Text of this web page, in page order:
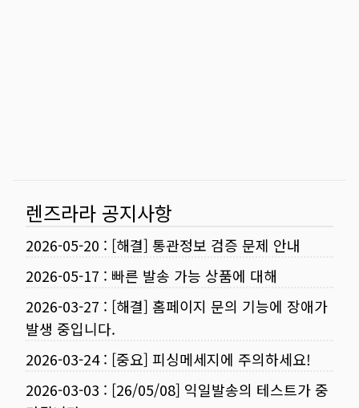
렌즈라라 공지사항
2026-05-20 : [해결] 통관정보 검증 문제 안내
2026-05-17 : 빠른 발송 가능 상품에 대해
2026-03-27 : [해결] 홈페이지 문의 기능에 장애가
발생 중입니다.
2026-03-24: [중요] 피싱메세지에 주의하세요!
2026-03-03 : [26/05/08] 익일발송의 테스트가 중